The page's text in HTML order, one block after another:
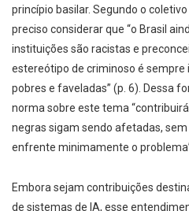
princípio basilar. Segundo o
preciso considerar que “o Brasil
instituições são racistas e
estereótipo de criminoso é sempre
pobres e faveladas” (p. 6). Dessa
norma sobre este tema
negras sigam sendo afetadas,
enfrente minimamente o
Embora sejam contribuições
de sistemas de IA, esse